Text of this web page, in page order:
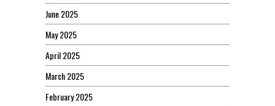
June 2025
May 2025
April 2025
March 2025
February 2025